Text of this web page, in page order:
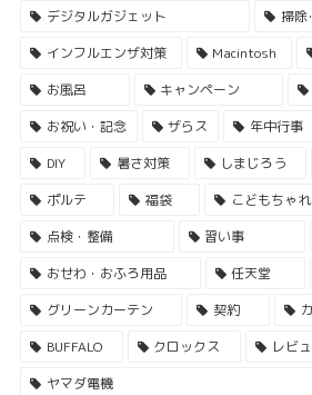
デジタルガジェット
掃除
インフルエンザ対策
Macintosh
お風呂
キャンペーン
お祝い・記念
ザらス 年中行事
DIY
暑さ対策 しまじろう
ポルテ
福袋 こどもちゃ
点検・整備
習い事
おせわ・おふろ用品
任天堂
グリーンカーテン
契約
BUFFALO
クロックス レビ
ヤマダ電機